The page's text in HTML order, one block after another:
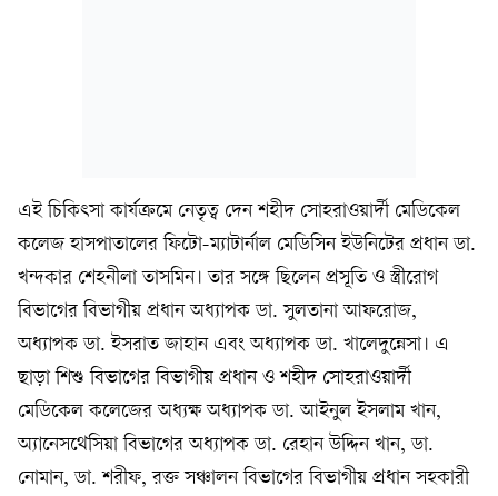
এই চিকিৎসা কার্যক্রমে নেতৃত্ব দেন শহীদ সোহরাওয়ার্দী মেডিকেল
কলেজ হাসপাতালের ফিটো-ম্যাটার্নাল মেডিসিন ইউনিটের প্রধান ডা.
খন্দকার শেহনীলা তাসমিন। তার সঙ্গে ছিলেন প্রসূতি ও স্ত্রীরোগ
বিভাগের বিভাগীয় প্রধান অধ্যাপক ডা. সুলতানা আফরোজ,
অধ্যাপক ডা. ইসরাত জাহান এবং অধ্যাপক ডা. খালেদুন্নেসা। এ
ছাড়া শিশু বিভাগের বিভাগীয় প্রধান ও শহীদ সোহরাওয়ার্দী
মেডিকেল কলেজের অধ্যক্ষ অধ্যাপক ডা. আইনুল ইসলাম খান,
অ্যানেসথেসিয়া বিভাগের অধ্যাপক ডা. রেহান উদ্দিন খান, ডা.
নোমান, ডা. শরীফ, রক্ত সঞ্চালন বিভাগের বিভাগীয় প্রধান সহকারী